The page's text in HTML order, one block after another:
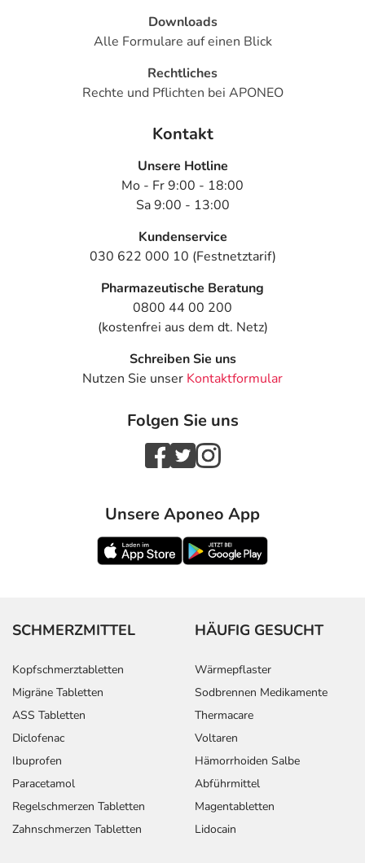
Downloads
Alle Formulare auf einen Blick
Rechtliches
Rechte und Pflichten bei APONEO
Kontakt
Unsere Hotline
Mo - Fr 9:00 - 18:00
Sa 9:00 - 13:00
Kundenservice
030 622 000 10 (Festnetztarif)
Pharmazeutische Beratung
0800 44 00 200
(kostenfrei aus dem dt. Netz)
Schreiben Sie uns
Nutzen Sie unser Kontaktformular
Folgen Sie uns
Unsere Aponeo App
SCHMERZMITTEL
Kopfschmerztabletten
Migräne Tabletten
ASS Tabletten
Diclofenac
Ibuprofen
Paracetamol
Regelschmerzen Tabletten
Zahnschmerzen Tabletten
HÄUFIG GESUCHT
Wärmepflaster
Sodbrennen Medikamente
Thermacare
Voltaren
Hämorrhoiden Salbe
Abführmittel
Magentabletten
Lidocain